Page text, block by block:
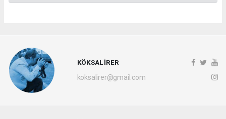
KÖKSAL İRER
koksalirer@gmail.com